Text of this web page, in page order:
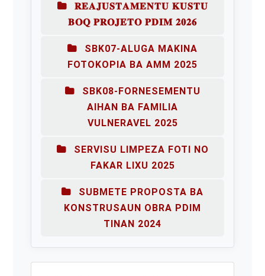
𝐑𝐄𝐀𝐉𝐔𝐒𝐓𝐀𝐌𝐄𝐍𝐓𝐔 𝐊𝐔𝐒𝐓𝐔
𝐁𝐎𝐐 𝐏𝐑𝐎𝐉𝐄𝐓𝐎 𝐏𝐃𝐈𝐌 𝟐𝟎𝟐𝟔
SBK07-ALUGA MAKINA
FOTOKOPIA BA AMM 2025
SBK08-FORNESEMENTU
AIHAN BA FAMILIA
VULNERAVEL 2025
SERVISU LIMPEZA FOTI NO
FAKAR LIXU 2025
SUBMETE PROPOSTA BA
KONSTRUSAUN OBRA PDIM
TINAN 2024